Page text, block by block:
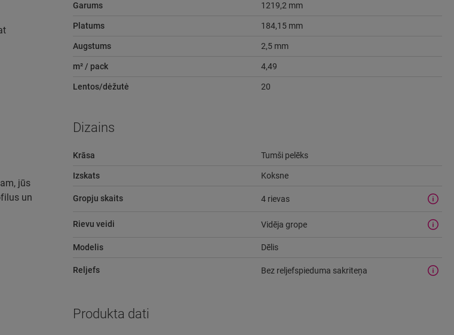
jūs
un
Garums 1219,2 mm
Platums 184,15 mm
Augstums 2,5 mm
m² / pack 4,49
Lentos/dėžutė 20
Dizains
Krāsa Tumši pelēks
Izskats Koksne
Gropju skaits 4 rievas
Rievu veidi Vidēja grope
Modelis Dēlis
Reljefs Bez reljefspieduma sakriteņa
Produkta dati